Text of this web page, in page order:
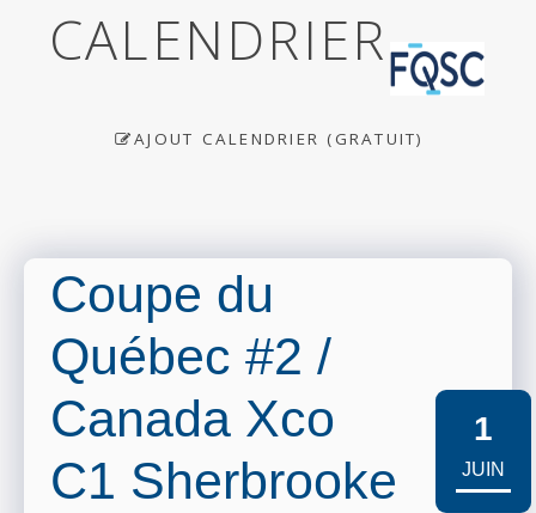
CALENDRIER
AJOUT CALENDRIER (GRATUIT)
Coupe du
Québec #2 /
Canada Xco
C1 Sherbrooke
1
JUIN